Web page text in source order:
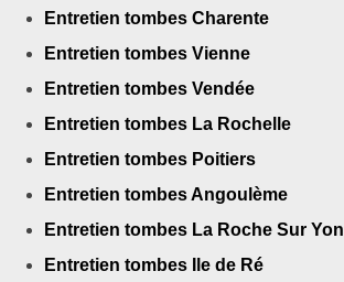
Entretien tombes Charente
Entretien tombes Vienne
Entretien tombes Vendée
Entretien tombes La Rochelle
Entretien tombes Poitiers
Entretien tombes Angoulème
Entretien tombes La Roche Sur Yon
Entretien tombes Ile de Ré